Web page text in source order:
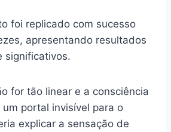
foi replicado com sucesso
apresentando resultados
significativos.